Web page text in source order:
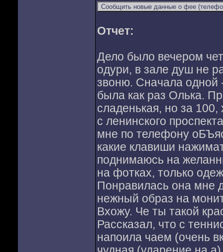
Отчет:
Дело было вечером
одури, в зале душ не
звоню. Сначала одной
была как раз Олька.
сладенькая, но за
с ленинского
мне по телефону
какие клавиши
поднимаюсь на
на фотках, только
Понравилась она мне
нежный образ на
Вхожу. Че ты такой
Рассказал, что с
напоила чаем (очень